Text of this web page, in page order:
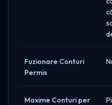
Fuzionare Conturi
Permis
Maxime Conturi per